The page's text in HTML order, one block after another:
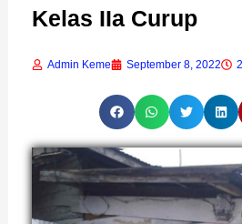
Kelas IIa Curup
Admin Keme September 8, 2022